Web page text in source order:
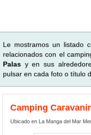
Le mostramos un listado
relacionados con el
Palas y en sus
pulsar en cada foto o título
Camping
Ubicado en La Manga del Mar